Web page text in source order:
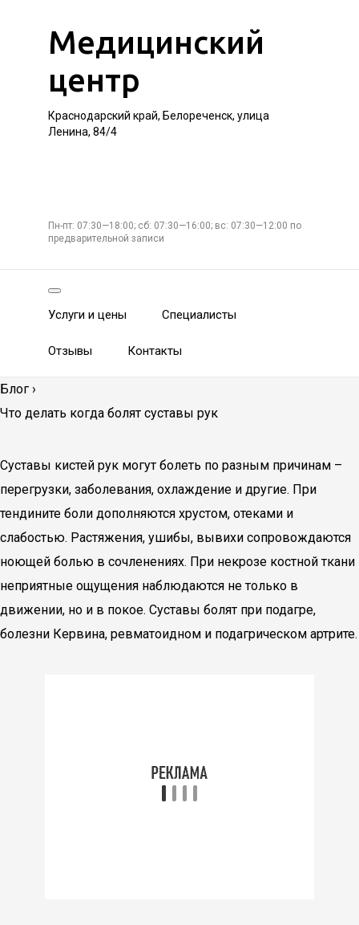
Медицинский
центр
Краснодарский край, Белореченск, улица
Ленина, 84/4
Пн-пт: 07:30—18:00; сб: 07:30—16:00; вс: 07:30—12:00 по
предварительной записи
Услуги и цены Специалисты
Отзывы Контакты
Блог ›
Что делать когда болят суставы рук
Суставы кистей рук могут болеть по разным причинам –
перегрузки, заболевания, охлаждение и другие. При
тендините боли дополняются хрустом, отеками и
слабостью. Растяжения, ушибы, вывихи сопровождаются
ноющей болью в сочленениях. При некрозе костной ткани
неприятные ощущения наблюдаются не только в
движении, но и в покое. Суставы болят при подагре,
болезни Кервина, ревматоидном и подагрическом артрите.